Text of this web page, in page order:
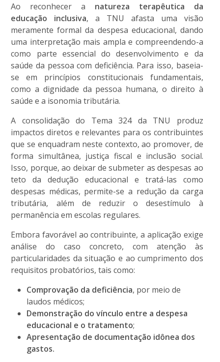
Ao reconhecer a natureza terapêutica da
educação inclusiva, a TNU afasta uma visão
meramente formal da despesa educacional, dando
uma interpretação mais ampla e compreendendo-a
como parte essencial do desenvolvimento e da
saúde da pessoa com deficiência. Para isso, baseia-
se em princípios constitucionais fundamentais,
como a dignidade da pessoa humana, o direito à
saúde e a isonomia tributária.
A consolidação do Tema 324 da TNU produz
impactos diretos e relevantes para os contribuintes
que se enquadram neste contexto, ao promover, de
forma simultânea, justiça fiscal e inclusão social.
Isso, porque, ao deixar de submeter as despesas ao
teto da dedução educacional e tratá-las como
despesas médicas, permite-se a redução da carga
tributária, além de reduzir o desestímulo à
permanência em escolas regulares.
Embora favorável ao contribuinte, a aplicação exige
análise do caso concreto, com atenção às
particularidades da situação e ao cumprimento dos
requisitos probatórios, tais como:
Comprovação da deficiência, por meio de
laudos médicos;
Demonstração do vínculo entre a despesa
educacional e o tratamento;
Apresentação de documentação idônea dos
gastos.